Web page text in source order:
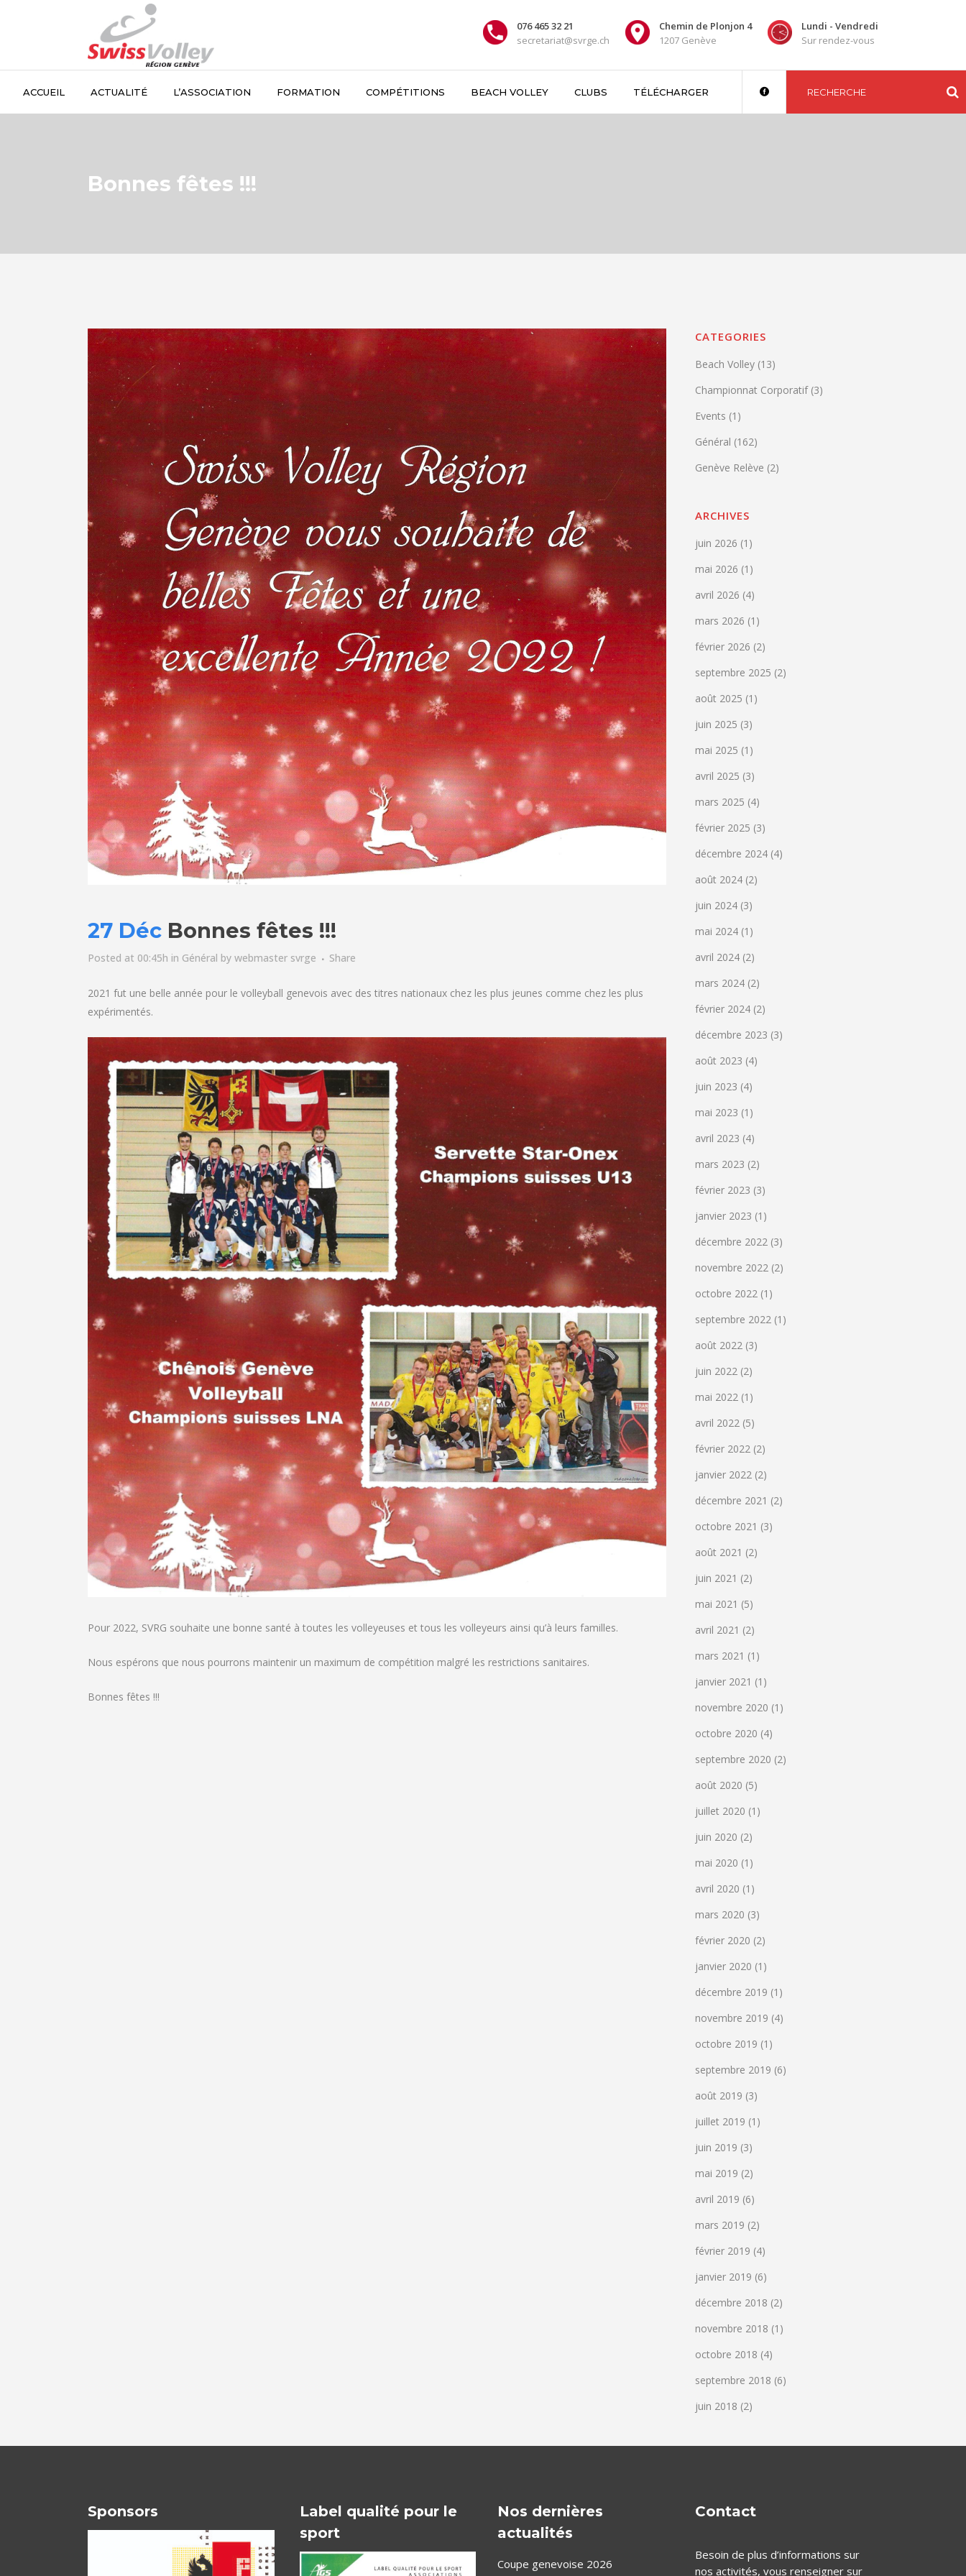
076 465 32 21
secretariat@svrge.ch
Chemin de Plonjon 4
1207 Genève
Lundi - Vendredi
Sur rendez-vous
ACCUEIL ACTUALITÉ L’ASSOCIATION FORMATION COMPÉTITIONS BEACH VOLLEY CLUBS TÉLÉCHARGER
Bonnes fêtes !!!
27 Déc Bonnes fêtes !!!
Posted at 00:45h in Général by webmaster svrge Share
2021 fut une belle année pour le volleyball genevois avec des titres nationaux chez les plus jeunes comme chez les plus
expérimentés.
Pour 2022, SVRG souhaite une bonne santé à toutes les volleyeuses et tous les volleyeurs ainsi qu’à leurs familles.
Nous espérons que nous pourrons maintenir un maximum de compétition malgré les restrictions sanitaires.
Bonnes fêtes !!!
CATEGORIES
Beach Volley (13)
Championnat Corporatif(3)
Events (1)
Général (162)
Genève Relève (2)
ARCHIVES
juin 2026 (1)
mai 2026 (1)
avril 2026 (4)
mars 2026 (1)
février 2026 (2)
septembre 2025 (2)
août 2025 (1)
juin 2025 (3)
mai 2025 (1)
avril 2025 (3)
mars 2025 (4)
février 2025 (3)
décembre 2024 (4)
août 2024 (2)
juin 2024 (3)
mai 2024 (1)
avril 2024 (2)
mars 2024 (2)
février 2024 (2)
décembre 2023 (3)
août 2023 (4)
juin 2023 (4)
mai 2023 (1)
avril 2023 (4)
mars 2023 (2)
février 2023 (3)
janvier 2023 (1)
décembre 2022 (3)
novembre 2022 (2)
octobre 2022 (1)
septembre 2022 (1)
août 2022 (3)
juin 2022 (2)
mai 2022 (1)
avril 2022 (5)
février 2022 (2)
janvier 2022 (2)
décembre 2021 (2)
octobre 2021 (3)
août 2021 (2)
juin 2021 (2)
mai 2021 (5)
avril 2021 (2)
mars 2021 (1)
janvier 2021 (1)
novembre 2020 (1)
octobre 2020 (4)
septembre 2020 (2)
août 2020 (5)
juillet 2020 (1)
juin 2020 (2)
mai 2020 (1)
avril 2020 (1)
mars 2020 (3)
février 2020 (2)
janvier 2020 (1)
décembre 2019 (1)
novembre 2019 (4)
octobre 2019 (1)
septembre 2019 (6)
août 2019 (3)
juillet 2019 (1)
juin 2019 (3)
mai 2019 (2)
avril 2019 (6)
mars 2019 (2)
février 2019 (4)
janvier 2019 (6)
décembre 2018 (2)
novembre 2018 (1)
octobre 2018 (4)
septembre 2018 (6)
juin 2018 (2)
Sponsors
Label qualité pour le
sport
Nos dernières
actualités
Coupe genevoise 2026
Contact
Besoin de plus d’informations sur
nos activités, vous renseigner sur